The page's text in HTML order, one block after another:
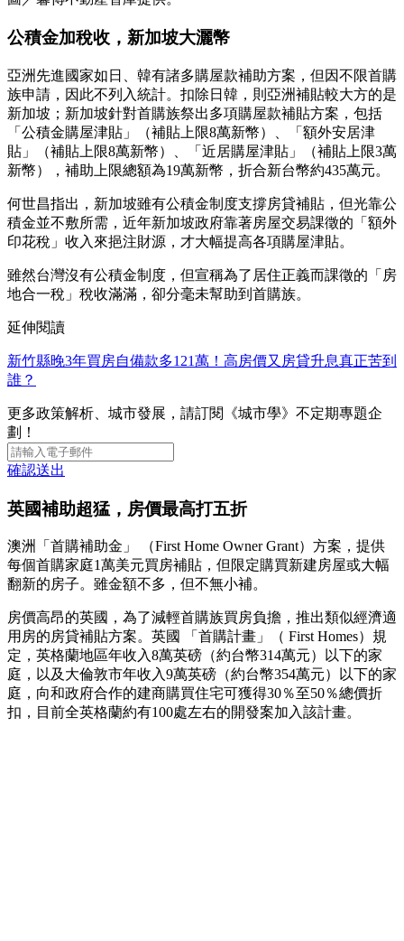
公積金加稅收，新加坡大灑幣
亞洲先進國家如日、韓有諸多購屋款補助方案，但因不限首購
族申請，因此不列入統計。扣除日韓，則亞洲補貼較大方的是
新加坡；新加坡針對首購族祭出多項購屋款補貼方案，包括
「公積金購屋津貼」（補貼上限8萬新幣）、「額外安居津
貼」（補貼上限8萬新幣）、「近居購屋津貼」（補貼上限3萬
新幣），補助上限總額為19萬新幣，折合新台幣約435萬元。
何世昌指出，新加坡雖有公積金制度支撐房貸補貼，但光靠公
積金並不敷所需，近年新加坡政府靠著房屋交易課徵的「額外
印花稅」收入來挹注財源，才大幅提高各項購屋津貼。
雖然台灣沒有公積金制度，但宣稱為了居住正義而課徵的「房
地合一稅」稅收滿滿，卻分毫未幫助到首購族。
延伸閱讀
新竹縣晚3年買房自備款多121萬！高房價又房貸升息真正苦到
誰？
更多政策解析、城市發展，請訂閱《城市學》不定期專題企
劃！
確認送出
英國補助超猛，房價最高打五折
澳洲「首購補助金」 （First Home Owner Grant）方案，提供
每個首購家庭1萬美元買房補貼，但限定購買新建房屋或大幅
翻新的房子。雖金額不多，但不無小補。
房價高昂的英國，為了減輕首購族買房負擔，推出類似經濟適
用房的房貸補貼方案。英國 「首購計畫」（ First Homes）規
定，英格蘭地區年收入8萬英磅（約台幣314萬元）以下的家
庭，以及大倫敦市年收入9萬英磅（約台幣354萬元）以下的家
庭，向和政府合作的建商購買住宅可獲得30％至50％總價折
扣，目前全英格蘭約有100處左右的開發案加入該計畫。